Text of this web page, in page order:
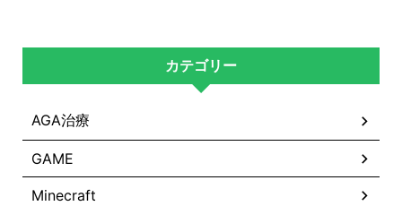
カテゴリー
AGA治療
GAME
Minecraft